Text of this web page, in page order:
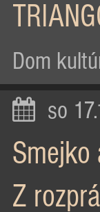
Dom
so
Smejko
Z